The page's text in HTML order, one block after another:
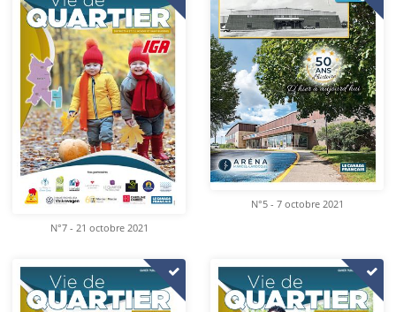
N°7 - 21 octobre 2021
N°5 - 7 octobre 2021